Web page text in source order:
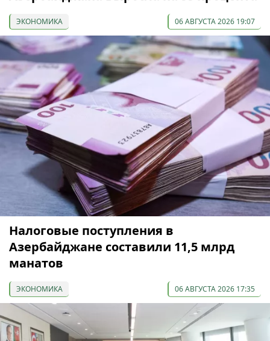
ЭКОНОМИКА 06 АВГУСТА 2026 19:07
Налоговые поступления в
Азербайджане составили 11,5 млрд
манатов
ЭКОНОМИКА 06 АВГУСТА 2026 17:35